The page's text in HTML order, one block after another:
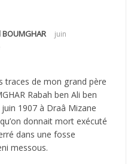
juin
traces de mon grand père
Rabah ben Ali ben
1907 à Draâ Mizane
donnait mort exécuté
dans une fosse
messous.